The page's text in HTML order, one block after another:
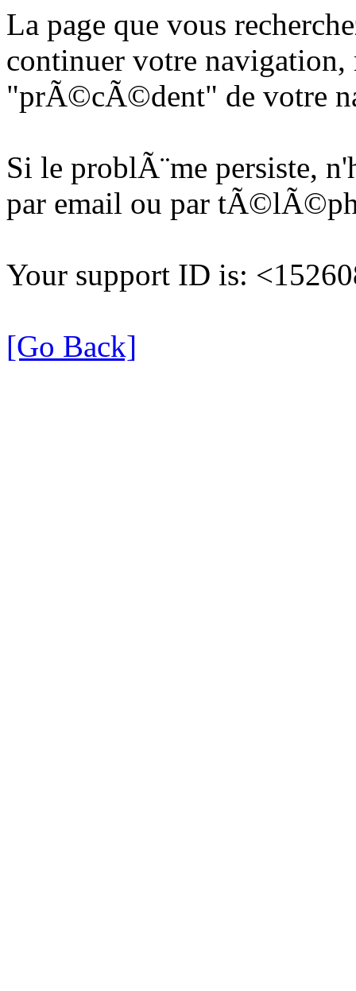
La page que vous
continuer votre
"prÃ©cÃ©dent" de votre
Si le problÃ¨me persiste,
par email ou par
Your support ID is:
[Go Back]